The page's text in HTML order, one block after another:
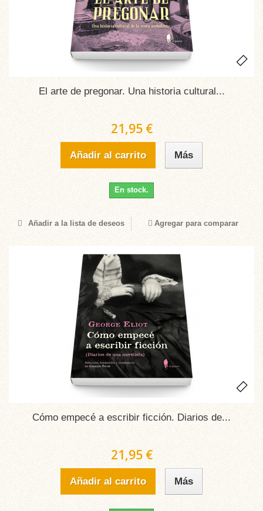
El arte de pregonar. Una historia cultural...
21,95 €
Añadir al carrito Más
En stock.
Añadir a la lista de deseos Agregar para comparar
Cómo empecé a escribir ficción. Diarios de...
21,95 €
Añadir al carrito Más